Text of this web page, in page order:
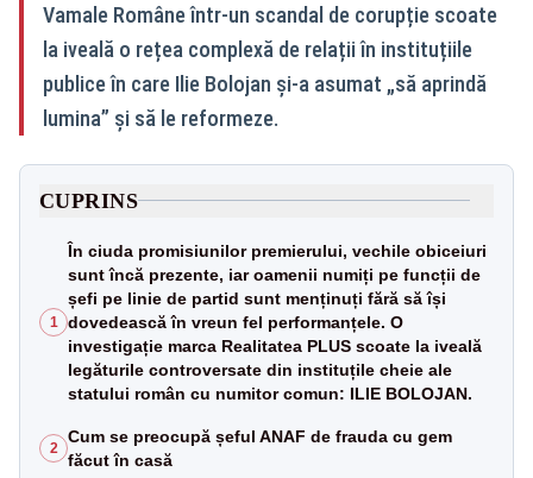
Vamale Române într-un scandal de corupție scoate
la iveală o rețea complexă de relații în instituțiile
publice în care Ilie Bolojan și-a asumat „să aprindă
lumina” și să le reformeze.
CUPRINS
1
În ciuda promisiunilor premierului, vechile obiceiuri
sunt încă prezente, iar oamenii numiți pe funcții de
șefi pe linie de partid sunt menținuți fără să își
dovedească în vreun fel performanțele. O
investigație marca Realitatea PLUS scoate la iveală
legăturile controversate din instituțile cheie ale
statului român cu numitor comun: ILIE BOLOJAN.
2
Cum se preocupă șeful ANAF de frauda cu gem
făcut în casă